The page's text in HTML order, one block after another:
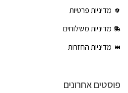
מדיניות פרטיות
מדיניות משלוחים
מדיניות החזרות
פוסטים אחרונים